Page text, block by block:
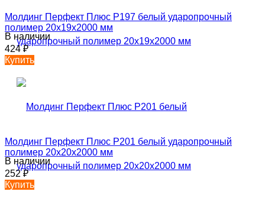
Молдинг Перфект Плюс P197 белый ударопрочный
полимер 20х19х2000 мм
В наличии
424₽
Купить
Молдинг Перфект Плюс P201 белый ударопрочный
полимер 20х20х2000 мм
В наличии
252₽
Купить